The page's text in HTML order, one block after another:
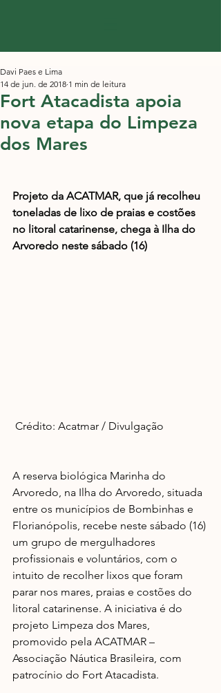
Fort Atacadista apoia
nova etapa do Limpeza
dos Mares
Davi Paes e Lima
14 de jun. de 2018 1 min de leitura
Projeto da ACATMAR, que já recolheu
toneladas de lixo de praias e costões
no litoral catarinense, chega à Ilha do
Arvoredo neste sábado (16)
Crédito: Acatmar / Divulgação
A reserva biológica Marinha do
Arvoredo, na Ilha do Arvoredo, situada
entre os municípios de Bombinhas e
Florianópolis, recebe neste sábado (16)
um grupo de mergulhadores
profissionais e voluntários, com o
intuito de recolher lixos que foram
parar nos mares, praias e costões do
litoral catarinense. A iniciativa é do
projeto Limpeza dos Mares,
promovido pela ACATMAR –
Associação Náutica Brasileira, com
patrocínio do Fort Atacadista.